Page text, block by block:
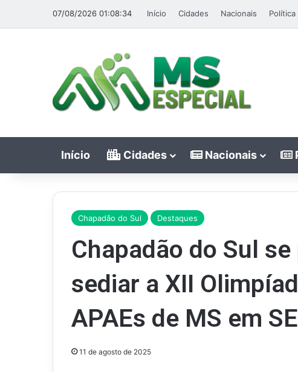
07/08/2026 01:08:34 Início Cidades Nacionais Política
Início Cidades Nacionais
Chapadão do Sul Destaques
Chapadão do Sul
sediar a XII
APAEs de MS em
11 de agosto de 2025